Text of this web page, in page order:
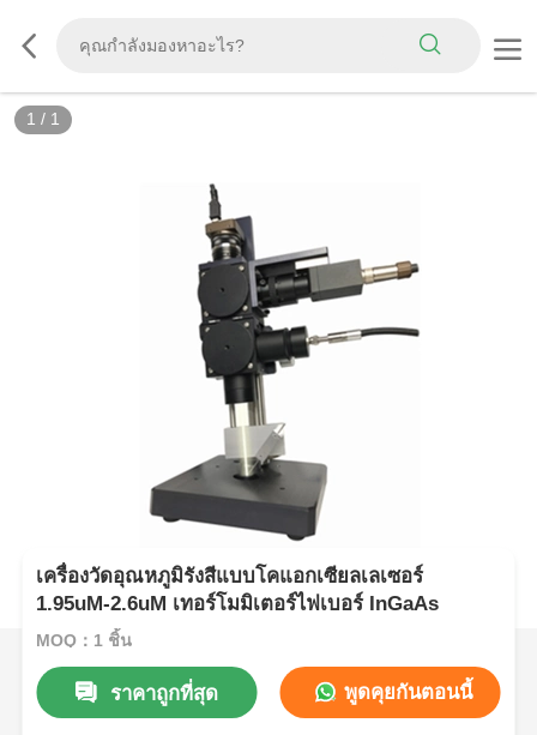
1 / 1
เครื่องวัดอุณหภูมิรังสีแบบโคแอกเซียลเลเซอร์
1.95uM-2.6uM เทอร์โมมิเตอร์ไฟเบอร์ InGaAs
MOQ：1 ชิ้น
ราคาถูกที่สุด พูดคุยกันตอนนี้